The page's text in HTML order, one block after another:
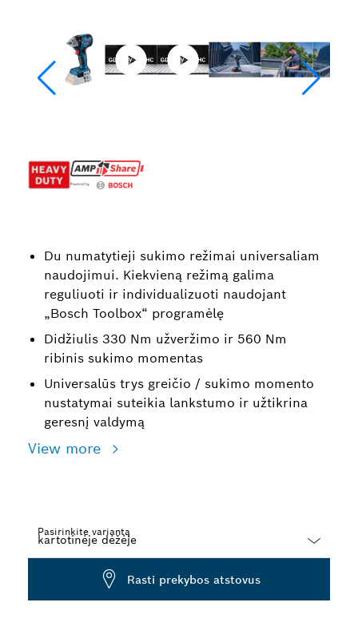
Du numatytieji sukimo režimai universaliam
naudojimui. Kiekvieną režimą galima
reguliuoti ir individualizuoti naudojant
„Bosch Toolbox“ programėlę
Didžiulis 330 Nm užveržimo ir 560 Nm
ribinis sukimo momentas
Universalūs trys greičio / sukimo momento
nustatymai suteikia lankstumo ir užtikrina
geresnį valdymą
View more
Pasirinkite variantą
Rasti prekybos atstovus